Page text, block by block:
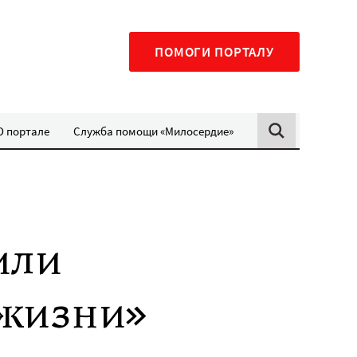
ПОМОГИ ПОРТАЛУ
портале Служба помощи «Милосердие»